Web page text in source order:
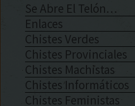
Se Abre El Telón…
Enlaces
Chistes Verdes
Chistes Provinciales
Chistes Machistas
Chistes Informáticos
Chistes Feministas